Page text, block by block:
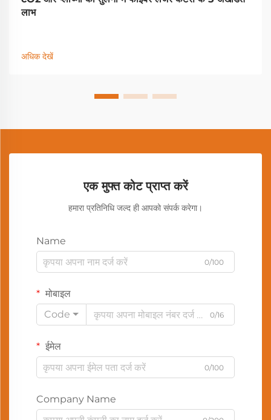
लाभ
अधिक देखें
एक मुफ्त कोट प्राप्त करें
हमारा प्रतिनिधि जल्द ही आपको संपर्क करेगा।
Name
0/100
मोबाइल
Code
0/16
ईमेल
0/100
Company Name